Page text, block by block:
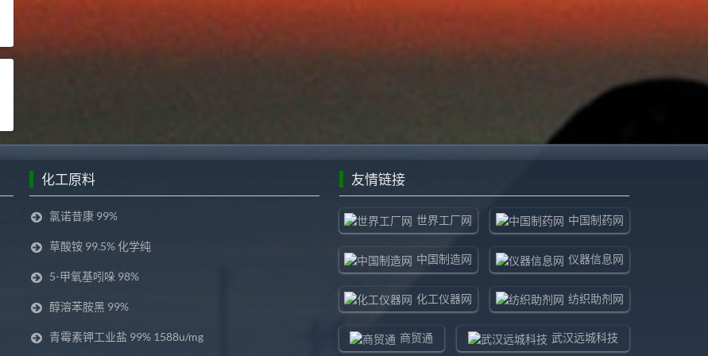
化工原料
氯诺昔康 99%
草酸铵 99.5% 化学纯
5-甲氧基吲哚 98%
醇溶苯胺黑 99%
青霉素钾工业盐 99% 1588u/mg
友情链接
世界工厂网 中国制药网
中国制造网 仪器信息网
化工仪器网 纺织助剂网
商贸通 武汉远城科技